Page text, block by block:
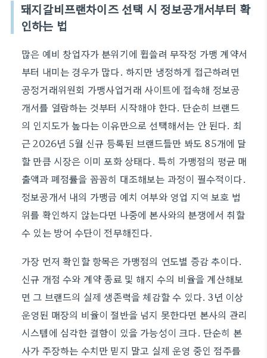
돼지갈비프랜차이즈 선택 시 정보공개서부터 확
인하는 법
많은 예비 창업자가 분위기에 휩쓸려 무작정 가맹 계약서
부터 내미는 경우가 많다. 하지만 냉정하게 접근하려면
공정거래위원회 가맹사업거래 사이트에 접속해 정보공
개서를 열람하는 것부터 시작해야 한다. 단순히 브랜드
의 인지도가 높다는 이유만으로 선택해서는 안 된다. 최
근 2026년 5월 신규 등록된 브랜드들만 봐도 85개에 달
할 만큼 시장은 이미 포화 상태다. 특히 가맹점의 평균 매
출액과 폐점률을 꼼꼼히 대조해보는 과정이 필수적이다.
정보공개서 내의 가맹금 예치 여부와 영업 지역 보호 범
위를 확인하지 않는다면 나중에 본사와의 분쟁에서 취할
수 있는 방어 수단이 전무해진다.
가장 먼저 확인할 항목은 가맹점의 연도별 증감 추이다.
신규 개점 수와 계약 종료 및 해지 수의 비율을 계산해보
면 그 브랜드의 실제 생존력을 체감할 수 있다. 3년 이상
운영된 매장의 비율이 절반을 넘지 못한다면 본사의 관리
시스템에 심각한 결함이 있을 가능성이 크다. 단순히 본
사가 주장하는 수치만 믿지 말고 실제 운영 중인 점주를